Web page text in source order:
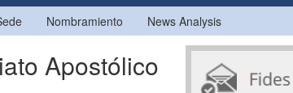
Nombramiento News Analysis
Apostólico